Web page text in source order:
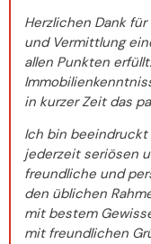
Herzlichen Dank
und Vermittlung
allen Punkten
in kurzer Zeit das
Ich bin beeindruckt
jederzeit seriösen
freundliche und
den üblichen
mit bestem
mit freundlichen